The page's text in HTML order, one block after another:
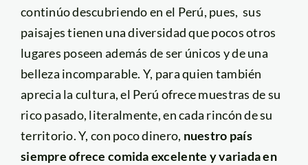
continúo descubriendo en el Perú, pues, sus
paisajes tienen una diversidad que pocos otros
lugares poseen además de ser únicos y de una
belleza incomparable. Y, para quien también
aprecia la cultura, el Perú ofrece muestras de su
rico pasado, literalmente, en cada rincón de su
territorio. Y, con poco dinero, nuestro país
siempre ofrece comida excelente y variada en